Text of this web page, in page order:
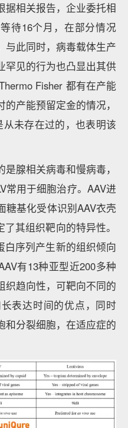
据相关报告，企业委托相
待16个月，在部分情况
与此同时，病毒载体生产
罕见的行为也凸显出其供
Fisher 都有在产能
产能预留定金的情况，
未存在过的，也表明该
腺相关病毒和慢病毒，
常用于细胞治疗。AAV进
糖基化受体识别AAV衣壳
其组织靶向的特异性。
白序列产生新的组织倾向
有13种亚型近200多种
织趋向性，可靶向不同的
表达时间的优点，同时
和分裂细胞，在适应症的